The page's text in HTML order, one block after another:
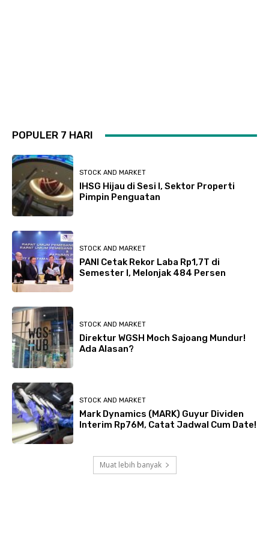
POPULER 7 HARI
STOCK AND MARKET
IHSG Hijau di Sesi I, Sektor Properti
Pimpin Penguatan
STOCK AND MARKET
PANI Cetak Rekor Laba Rp1,7T di
Semester I, Melonjak 484 Persen
STOCK AND MARKET
Direktur WGSH Moch Sajoang Mundur!
Ada Alasan?
STOCK AND MARKET
Mark Dynamics (MARK) Guyur Dividen
Interim Rp76M, Catat Jadwal Cum Date!
Muat lebih banyak